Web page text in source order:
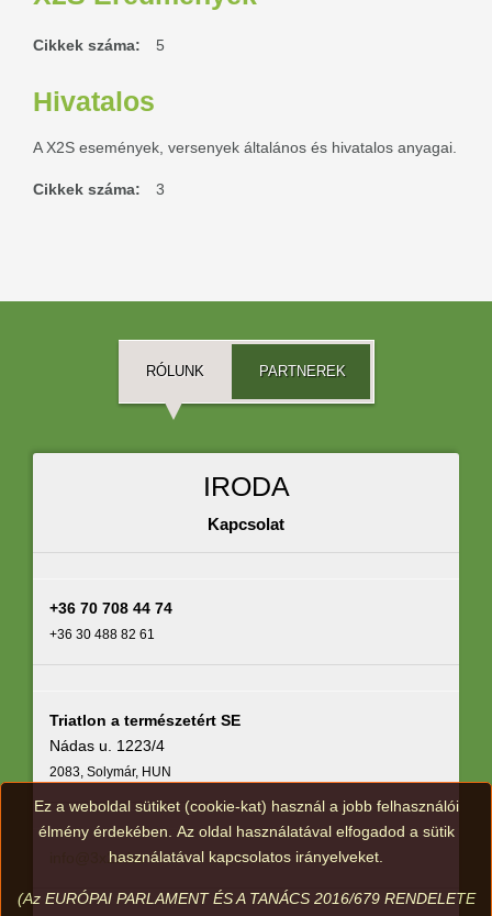
Cikkek száma: 5
Hivatalos
A X2S események, versenyek általános és hivatalos anyagai.
Cikkek száma: 3
RÓLUNK PARTNEREK
IRODA
Kapcsolat
+36 70 708 44 74
+36 30 488 82 61
Triatlon a természetért SE
Nádas u. 1223/4
2083, Solymár, HUN
info@3x2s.hu
Ez a weboldal sütiket (cookie-kat) használ a jobb felhasználói
élmény érdekében. Az oldal használatával elfogadod a sütik
használatával kapcsolatos irányelveket.
(Az EURÓPAI PARLAMENT ÉS A TANÁCS 2016/679 RENDELETE